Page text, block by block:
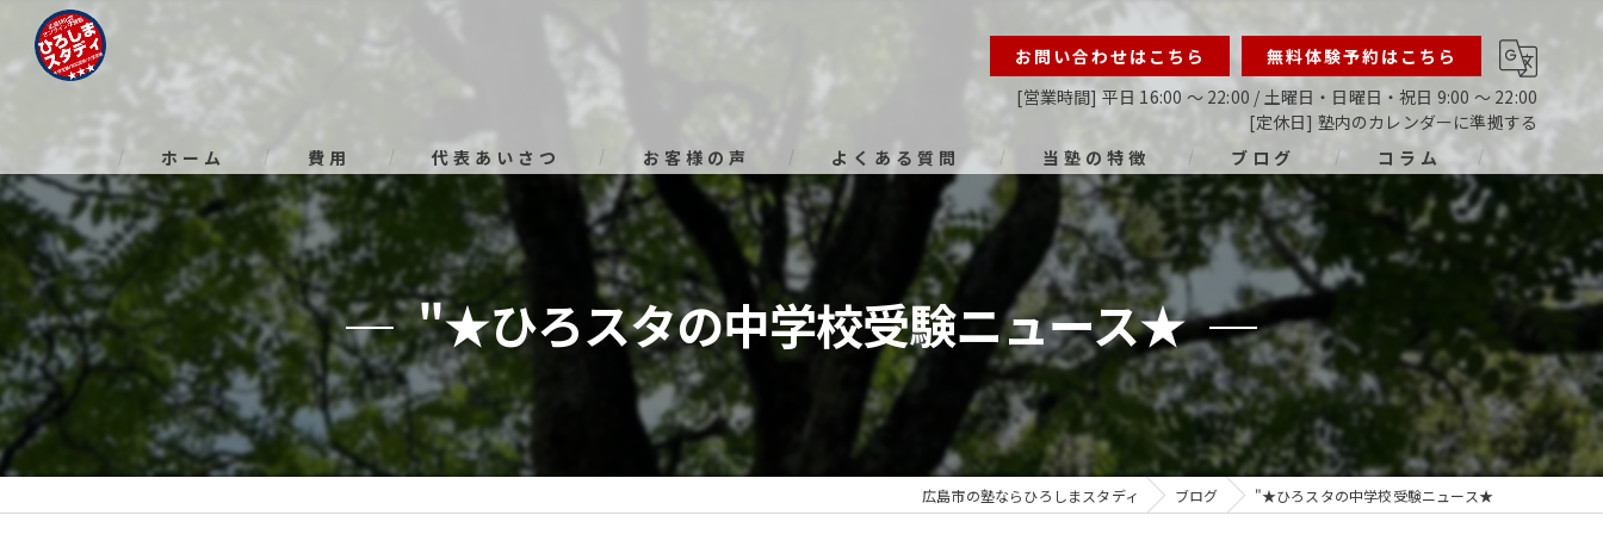
お問い合わせはこちら
無料体験予約はこちら
[営業時間] 平日 16:00 ～ 22:00 / 土曜日・日曜日・祝日 9:00 ～ 22:00
[定休日] 塾内のカレンダーに準拠する
ホーム
費用 代表あいさつ お客様の声 よくある質問 当塾の特徴
オンライン
進路指導
小学生
中学生
高校生
ブログ コラム
"★ひろスタの中学校受験ニュース★
広島市の塾ならひろしまスタディ ブログ "★ひろスタの中学校受験ニュース★